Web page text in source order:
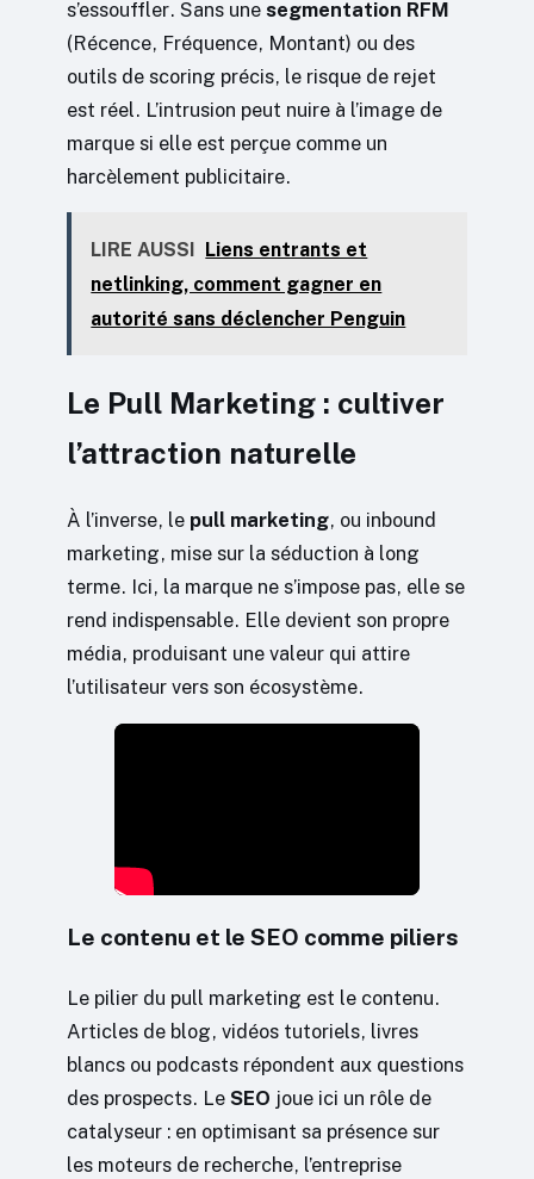
s’essouffler. Sans une segmentation RFM
(Récence, Fréquence, Montant) ou des
outils de scoring précis, le risque de rejet
est réel. L’intrusion peut nuire à l’image de
marque si elle est perçue comme un
harcèlement publicitaire.
LIRE AUSSI Liens entrants et
netlinking, comment gagner en
autorité sans déclencher Penguin
Le Pull Marketing : cultiver
l’attraction naturelle
À l’inverse, le pull marketing, ou inbound
marketing, mise sur la séduction à long
terme. Ici, la marque ne s’impose pas, elle se
rend indispensable. Elle devient son propre
média, produisant une valeur qui attire
l’utilisateur vers son écosystème.
Le contenu et le SEO comme piliers
Le pilier du pull marketing est le contenu.
Articles de blog, vidéos tutoriels, livres
blancs ou podcasts répondent aux questions
des prospects. Le SEO joue ici un rôle de
catalyseur : en optimisant sa présence sur
les moteurs de recherche, l’entreprise